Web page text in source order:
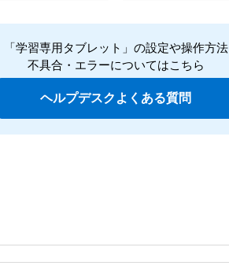
「学習専用タブレット」の設定や操作方法
不具合・エラーについてはこちら
ヘルプデスクよくある質問